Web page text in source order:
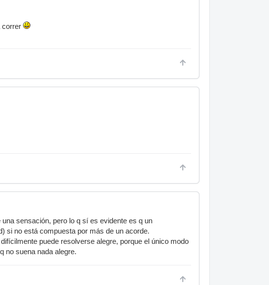
correr
sensación, pero lo q sí es evidente es q un
si no está compuesta por más de un acorde.
puede resolverse alegre, porque el único modo
no suena nada alegre.